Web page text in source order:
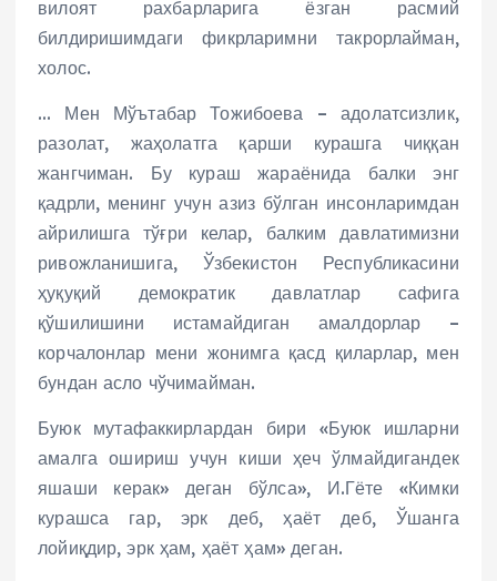
вилоят рахбарларига ёзган расмий
билдиришимдаги фикрларимни такрорлайман,
холос.
… Мен Мўътабар Тожибоева – адолатсизлик,
разолат, жаҳолатга қарши курашга чиққан
жангчиман. Бу кураш жараёнида балки энг
қадрли, менинг учун азиз бўлган инсонларимдан
айрилишга тўғри келар, балким давлатимизни
ривожланишига, Ўзбекистон Республикасини
ҳуқуқий демократик давлатлар сафига
қўшилишини истамайдиган амалдорлар –
корчалонлар мени жонимга қасд қиларлар, мен
бундан асло чўчимайман.
Буюк мутафаккирлардан бири «Буюк ишларни
амалга ошириш учун киши ҳеч ўлмайдигандек
яшаши керак» деган бўлса», И.Гёте «Кимки
курашса гар, эрк деб, ҳаёт деб, Ўшанга
лойиқдир, эрк ҳам, ҳаёт ҳам» деган.